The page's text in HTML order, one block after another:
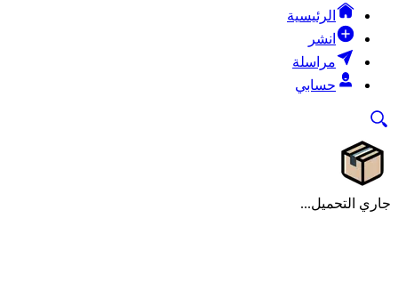
الرئيسية
انشر
مراسلة
حسابي
جاري التحميل...